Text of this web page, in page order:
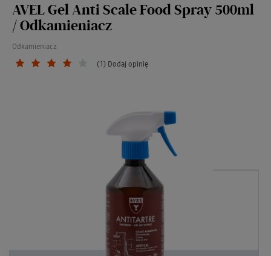
AVEL Gel Anti Scale Food Spray 500ml
/ Odkamieniacz
Odkamieniacz
(1) Dodaj opinię